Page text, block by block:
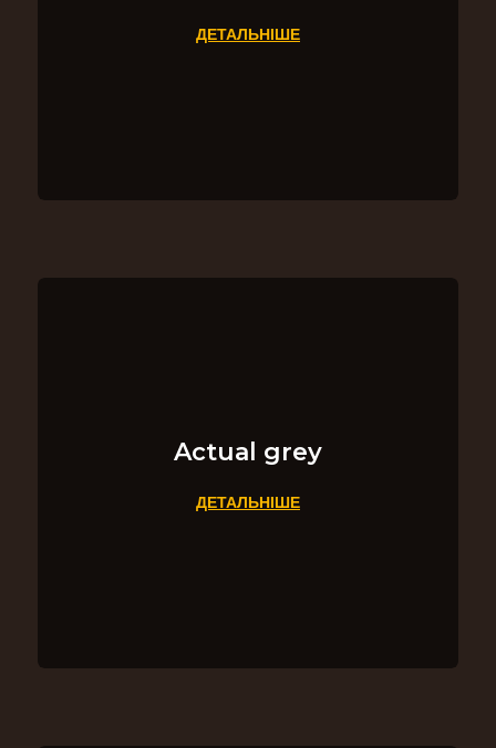
ДЕТАЛЬНІШЕ
Actual grey
ДЕТАЛЬНІШЕ